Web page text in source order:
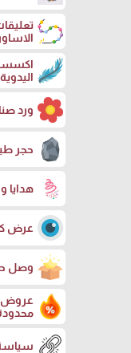
ورد
حجر
هدايا
عرض
وصل
عروض